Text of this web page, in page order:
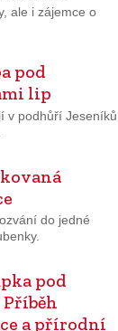
ale i zájemce o
pod
lip
v podhůří Jeseníků
do jedné
pod
a přírodní